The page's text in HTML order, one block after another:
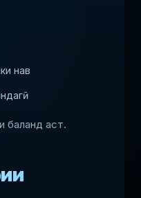
нав
баланд аст.